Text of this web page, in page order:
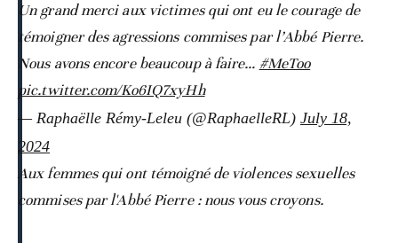
Un grand merci aux victimes qui ont eu le courage de
témoigner des agressions commises par l’Abbé Pierre.
Nous avons encore beaucoup à faire… #MeToo
pic.twitter.com/Ko6IQ7xyHh
— Raphaëlle Rémy-Leleu (@RaphaelleRL) July 18,
2024
Aux femmes qui ont témoigné de violences sexuelles
commises par l'Abbé Pierre : nous vous croyons.